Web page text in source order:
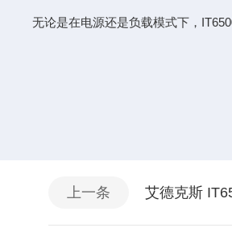
无论是在电源还是负载模式下，
上一条 艾德克斯